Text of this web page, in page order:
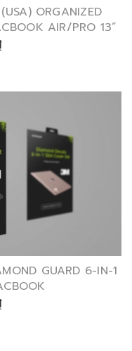
ORGANIZED
AIR/PRO 13”
GUARD 6-IN-1